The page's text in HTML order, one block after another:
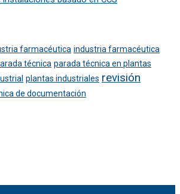
farmacéutica industria farmacéutica
técnica parada técnica en plantas
plantas industriales revisión
de documentación